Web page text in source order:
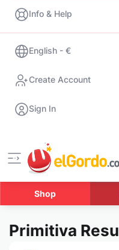
Info & Help
English - €
Create Account
Sign In
Shop
Primitiva